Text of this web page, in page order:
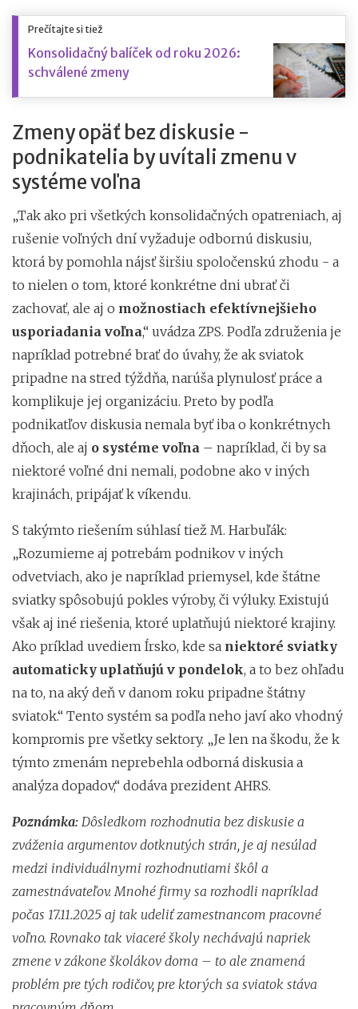
Prečítajte si tiež
Konsolidačný balíček od roku 2026:
schválené zmeny
Zmeny opäť bez diskusie -
podnikatelia by uvítali zmenu v
systéme voľna
„Tak ako pri všetkých konsolidačných opatreniach, aj
rušenie voľných dní vyžaduje odbornú diskusiu,
ktorá by pomohla nájsť širšiu spoločenskú zhodu - a
to nielen o tom, ktoré konkrétne dni ubrať či
zachovať, ale aj o možnostiach efektívnejšieho
usporiadania voľna,“ uvádza ZPS. Podľa združenia je
napríklad potrebné brať do úvahy, že ak sviatok
pripadne na stred týždňa, narúša plynulosť práce a
komplikuje jej organizáciu. Preto by podľa
podnikatľov diskusia nemala byť iba o konkrétnych
dňoch, ale aj o systéme voľna – napríklad, či by sa
niektoré voľné dni nemali, podobne ako v iných
krajinách, pripájať k víkendu.
S takýmto riešením súhlasí tiež M. Harbuľák:
„Rozumieme aj potrebám podnikov v iných
odvetviach, ako je napríklad priemysel, kde štátne
sviatky spôsobujú pokles výroby, či výluky. Existujú
však aj iné riešenia, ktoré uplatňujú niektoré krajiny.
Ako príklad uvediem Írsko, kde sa niektoré sviatky
automaticky uplatňujú v pondelok, a to bez ohľadu
na to, na aký deň v danom roku pripadne štátny
sviatok.“ Tento systém sa podľa neho javí ako vhodný
kompromis pre všetky sektory. „Je len na škodu, že k
týmto zmenám neprebehla odborná diskusia a
analýza dopadov,“ dodáva prezident AHRS.
Poznámka: Dôsledkom rozhodnutia bez diskusie a
zváženia argumentov dotknutých strán, je aj nesúlad
medzi individuálnymi rozhodnutiami škôl a
zamestnávateľov. Mnohé firmy sa rozhodli napríklad
počas 17.11.2025 aj tak udeliť zamestnancom pracovné
voľno. Rovnako tak viaceré školy nechávajú napriek
zmene v zákone školákov doma – to ale znamená
problém pre tých rodičov, pre ktorých sa sviatok stáva